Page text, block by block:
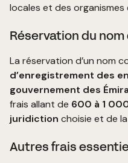
locales et des organismes
Réservation du nom
La réservation d’un nom
d’enregistrement des
gouvernement des
frais allant de 600 à 1
juridiction choisie et de la
Autres frais